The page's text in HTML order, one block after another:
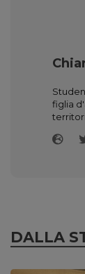
figlia
DALLA